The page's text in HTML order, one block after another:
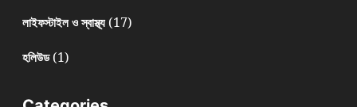
লাইফস্টাইল ও স্বাস্থ্য(17)
হলিউড(1)